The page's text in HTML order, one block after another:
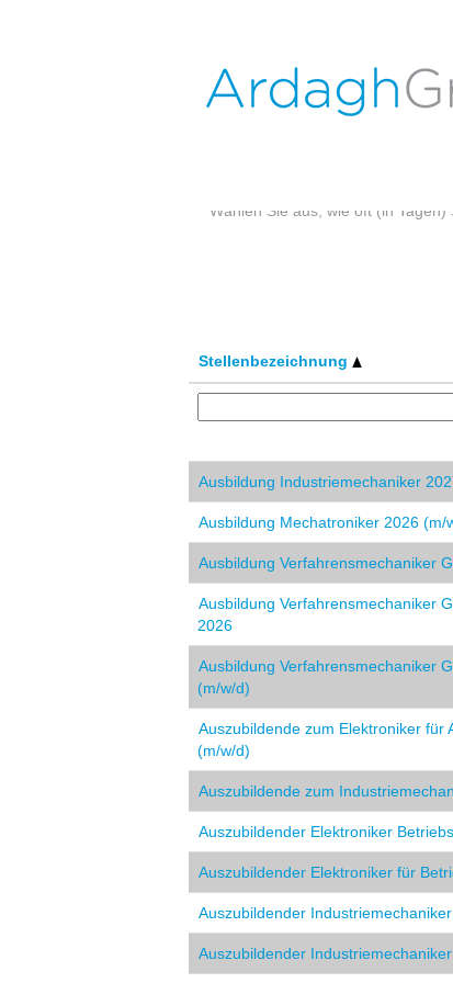
Mehr Optionen anzeigen
Wählen Sie aus, wie oft (in
Stellenbezeichnung
Ausbildung Industriemechaniker
Ausbildung Mechatroniker 2026 (m/
Ausbildung Verfahrensmechaniker
Ausbildung Verfahrensmechaniker
2026
Ausbildung Verfahrensmechaniker
(m/w/d)
Auszubildende zum Elektroniker für
(m/w/d)
Auszubildende zum
Auszubildender Elektroniker
Auszubildender Elektroniker für
Auszubildender
Auszubildender